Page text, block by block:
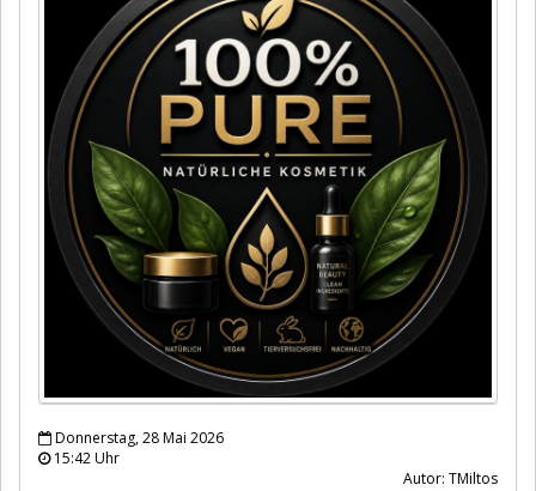
Donnerstag, 28 Mai 2026
15:42 Uhr
Autor: TMiltos